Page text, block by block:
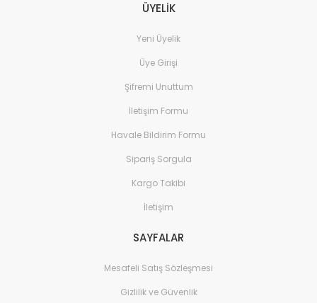
ÜYELİK
Yeni Üyelik
Üye Girişi
Şifremi Unuttum
İletişim Formu
Havale Bildirim Formu
Sipariş Sorgula
Kargo Takibi
İletişim
SAYFALAR
Mesafeli Satış Sözleşmesi
Gizlilik ve Güvenlik